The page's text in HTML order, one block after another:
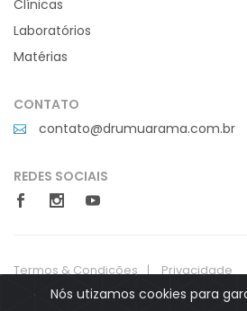
Nós utizamos cookies para
Clínicas
Laboratórios
Matérias
CONTATO
contato@drumuarama.com.br
REDES SOCIAIS
Termos & Condições
Privacidade
Site desenvolvido por: